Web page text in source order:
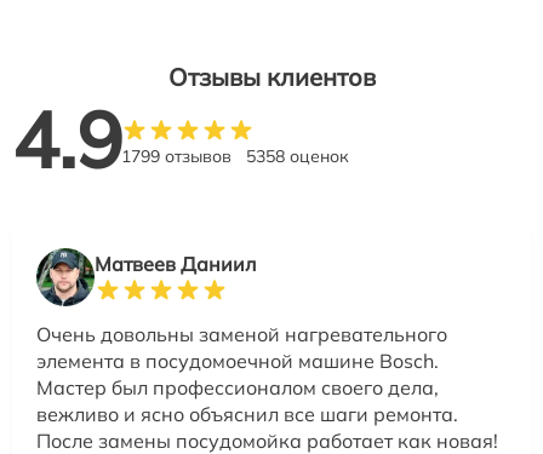
Отзывы клиентов
4.91799 отзывов 5358 оценок
Матвеев Даниил
Очень довольны заменой нагревательного
элемента в посудомоечной машине Bosch.
Мастер был профессионалом своего дела,
вежливо и ясно объяснил все шаги ремонта.
После замены посудомойка работает как новая!